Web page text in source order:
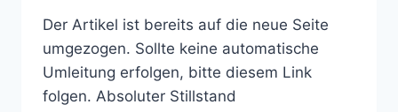
Der Artikel ist bereits auf die neue Seite
umgezogen. Sollte keine automatische
Umleitung erfolgen, bitte diesem Link
folgen. Absoluter Stillstand